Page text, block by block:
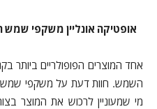
אופטיקה אונליין משקפי
אחד המוצרים הפופולריים ביותר
השמש. חוות דעת על משקפי שמש
מי שמעוניין לרכוש את המוצר